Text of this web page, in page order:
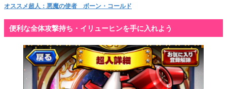
オススメ超人：悪魔の使者 ボーン・コールド
便利な全体攻撃持ち・イリューヒンを手に入れよう